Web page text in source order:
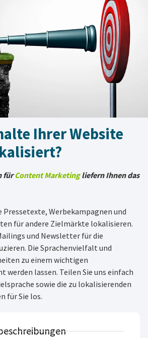
Ihrer Website
fürContent Marketingliefern Ihnen das
Pressetexte, Werbekampagnen und
für andere Zielmärkte lokalisieren.
und Newsletter für die
Die Sprachenvielfalt und
zu einem wichtigen
lassen. Teilen Sie uns einfach
sowie die zu lokalisierenden
für Sie los.